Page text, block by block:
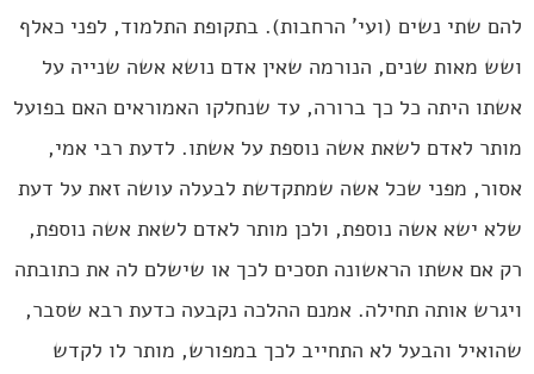
להם שתי נשים (ועי’ הרחבות). בתקופת התלמוד, לפני כאלף
ושש מאות שנים, הנורמה שאין אדם נושא אשה שנייה על
אשתו היתה כל כך ברורה, עד שנחלקו האמוראים האם בפועל
מותר לאדם לשאת אשה נוספת על אשתו. לדעת רבי אמי,
אסור, מפני שכל אשה שמתקדשת לבעלה עושה זאת על דעת
שלא ישא אשה נוספת, ולכן מותר לאדם לשאת אשה נוספת,
רק אם אשתו הראשונה תסכים לכך או שישלם לה את כתובתה
ויגרש אותה תחילה. אמנם ההלכה נקבעה כדעת רבא שסבר,
שהואיל והבעל לא התחייב לכך במפורש, מותר לו לקדש